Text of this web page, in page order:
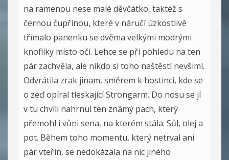
na ramenou nese malé děvčátko, taktéž s
černou čupřinou, které v náručí úzkostlivě
třímalo panenku se dvěma velkými modrými
knoflíky místo očí. Lehce se při pohledu na ten
pár zachvěla, ale nikdo si toho naštěstí nevšiml.
Odvrátila zrak jinam, směrem k hostinci, kde se
o zeď opíral tleskající Strongarm. Do nosu se jí
v tu chvíli nahrnul ten známý pach, který
přemohl i vůni sena, na kterém stála. Sůl, olej a
pot. Během toho momentu, který netrval ani
pár vteřin, se nedokázala na nic jiného